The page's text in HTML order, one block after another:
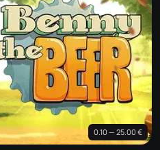
0.10 — 25.00 €